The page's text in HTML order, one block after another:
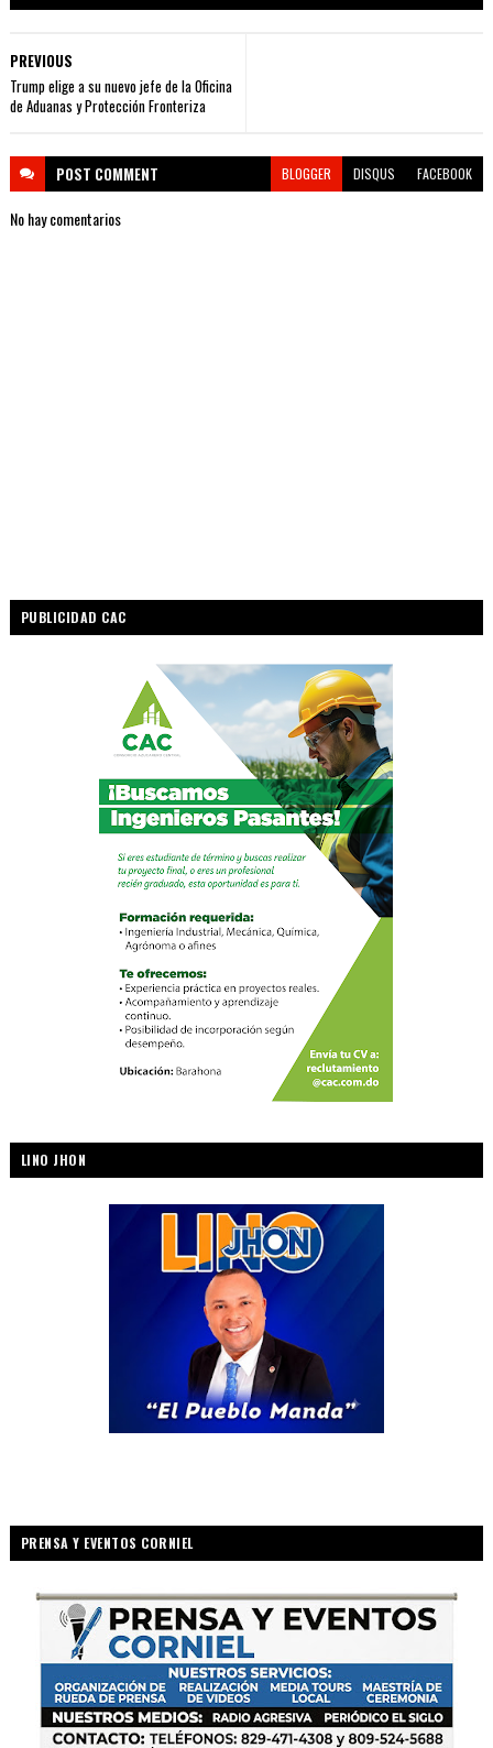
PREVIOUS
Trump elige a su nuevo jefe de la Oficina
de Aduanas y Protección Fronteriza
POST COMMENT BLOGGER DISQUS FACEBOOK
No hay comentarios
PUBLICIDAD CAC
LINO JHON
PRENSA Y EVENTOS CORNIEL